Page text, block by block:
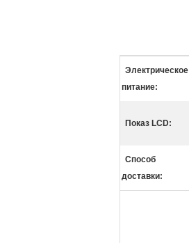
Электрическое
питание:
Показ LCD:
Способ
доставки: